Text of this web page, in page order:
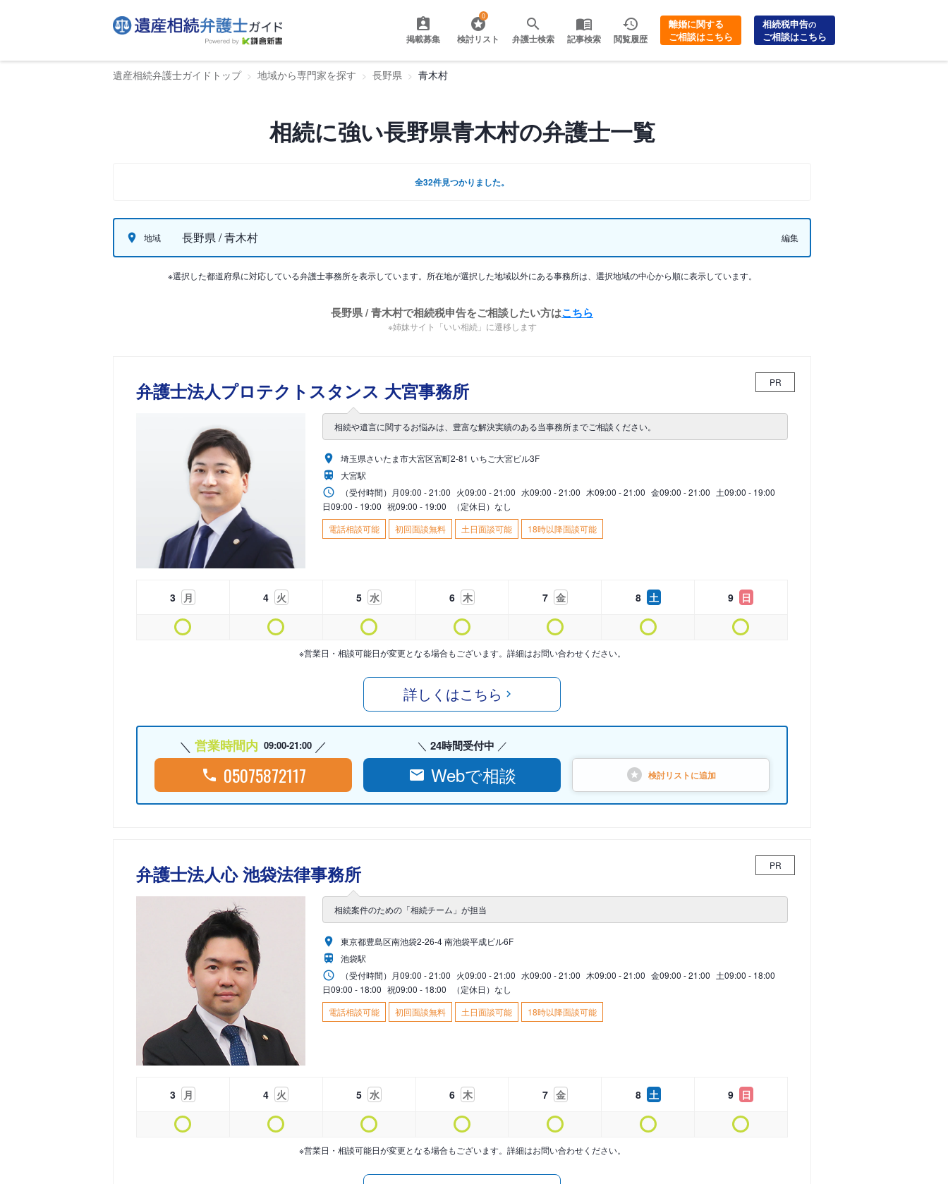
掲載募集
0
検討リスト 弁護士検索 記事検索 閲覧履歴
離婚に関する
ご相談はこちら
相続税申告の
ご相談はこちら
遺産相続弁護士ガイドトップ 地域から専門家を探す 長野県 青木村
相続に強い長野県青木村の弁護士一覧
全32件見つかりました。
地域 長野県 / 青木村 編集
※選択した都道府県に対応している弁護士事務所を表示しています。所在地が選択した地域以外にある事務所は、選択地域の中心から順に表示しています。
長野県 / 青木村で相続税申告をご相談したい方はこちら
※姉妹サイト「いい相続」に遷移します
弁護士法人プロテクトスタンス 大宮事務所 PR
相続や遺言に関するお悩みは、豊富な解決実績のある当事務所までご相談ください。
埼玉県さいたま市大宮区宮町2-81 いちご大宮ビル3F
大宮駅
（受付時間） 月09:00 - 21:00 火09:00 - 21:00 水09:00 - 21:00 木09:00 - 21:00 金09:00 - 21:00 土09:00 - 19:00
日09:00 - 19:00 祝09:00 - 19:00
（定休日）なし
電話相談可能
初回面談無料 土日面談可能 18時以降面談可能
3 月 4 火 5 水 6 木 7 金 8 土 9 日
※営業日・相談可能日が変更となる場合もございます。詳細はお問い合わせください。
詳しくはこちら
営業時間内 09:00-21:00
05075872117
24時間受付中
Webで相談 検討リストに追加
弁護士法人心 池袋法律事務所 PR
相続案件のための「相続チーム」が担当
東京都豊島区南池袋2-26-4 南池袋平成ビル6F
池袋駅
（受付時間） 月09:00 - 21:00 火09:00 - 21:00 水09:00 - 21:00 木09:00 - 21:00 金09:00 - 21:00 土09:00 - 18:00
日09:00 - 18:00 祝09:00 - 18:00
（定休日）なし
電話相談可能
初回面談無料 土日面談可能 18時以降面談可能
3 月 4 火 5 水 6 木 7 金 8 土 9 日
※営業日・相談可能日が変更となる場合もございます。詳細はお問い合わせください。